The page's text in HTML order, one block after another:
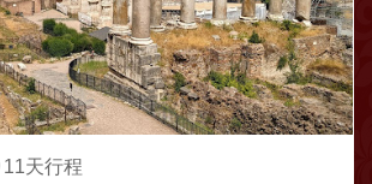
11天行程